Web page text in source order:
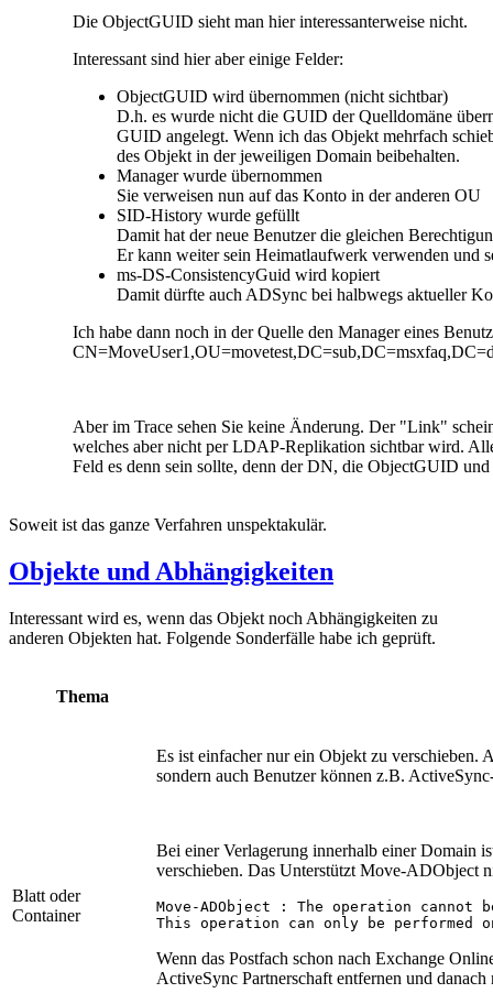
Die ObjectGUID sieht man hier interessanterweise nicht.
Interessant sind hier aber einige Felder:
ObjectGUID wird übernommen (nicht sichtbar)
D.h. es wurde nicht die GUID der Quelldomäne
GUID angelegt. Wenn ich das Objekt mehrfach
des Objekt in der jeweiligen Domain beibehalten.
Manager wurde übernommen
Sie verweisen nun auf das Konto in der anderen OU
SID-History wurde gefüllt
Damit hat der neue Benutzer die gleichen
Er kann weiter sein Heimatlaufwerk verwenden und
ms-DS-ConsistencyGuid wird kopiert
Damit dürfte auch ADSync bei halbwegs aktueller
Ich habe dann noch in der Quelle den Manager eines
Aber im Trace sehen Sie keine Änderung. Der "Link"
welches aber nicht per LDAP-Replikation sichtbar wird.
Feld es denn sein sollte, denn der DN, die ObjectGUID
Soweit ist das ganze Verfahren unspektakulär.
Objekte und Abhängigkeiten
Interessant wird es, wenn das Objekt noch Abhängigkeiten zu
anderen Objekten hat. Folgende Sonderfälle habe ich geprüft.
Thema
Blatt oder
Container
Es ist einfacher nur ein Objekt zu verschieben.
sondern auch Benutzer können z.B.
Bei einer Verlagerung innerhalb einer Domain
verschieben. Das Unterstützt Move-ADObject
Move-ADObject : The operation
This operation can only be performed
Wenn das Postfach schon nach Exchange
ActiveSync Partnerschaft entfernen und danach